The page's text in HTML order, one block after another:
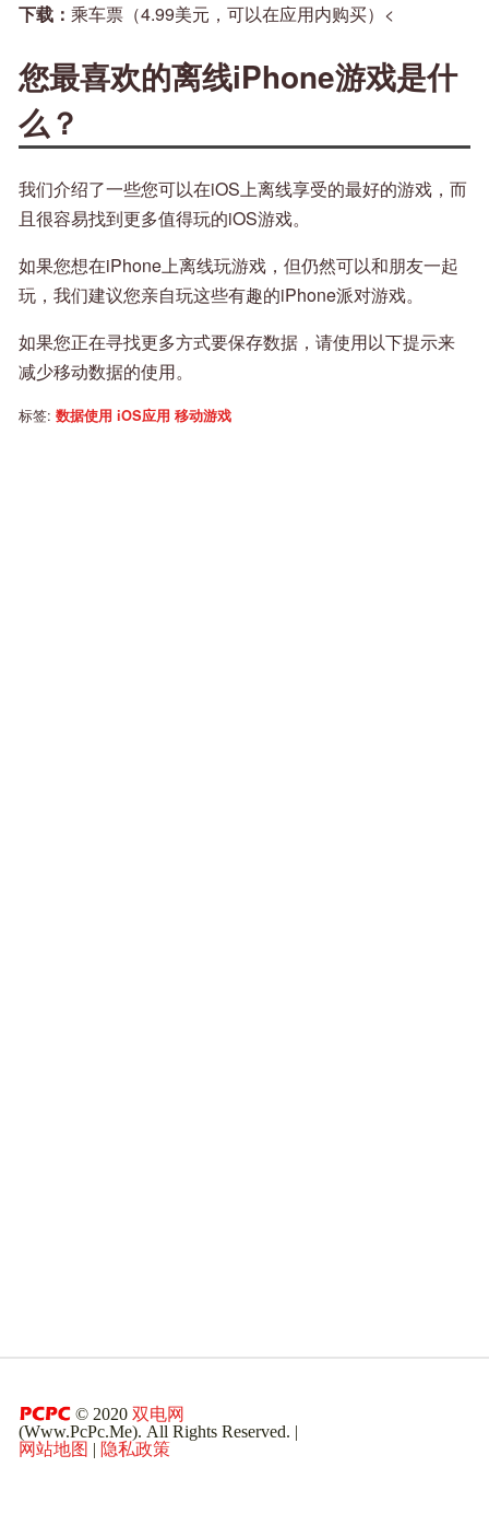
下载： 乘车票（4.99美元，可以在应用内购买）<
您最喜欢的离线iPhone游戏是什
么？
我们介绍了一些您可以在iOS上离线享受的最好的游戏，而
且很容易找到更多值得玩的iOS游戏。
如果您想在iPhone上离线玩游戏，但仍然可以和朋友一起
玩，我们建议您亲自玩这些有趣的iPhone派对游戏。
如果您正在寻找更多方式要保存数据，请使用以下提示来
减少移动数据的使用。
标签: 数据使用 iOS应用 移动游戏
© 2020 双电网
(Www.PcPc.Me). All Rights Reserved. |
网站地图 | 隐私政策